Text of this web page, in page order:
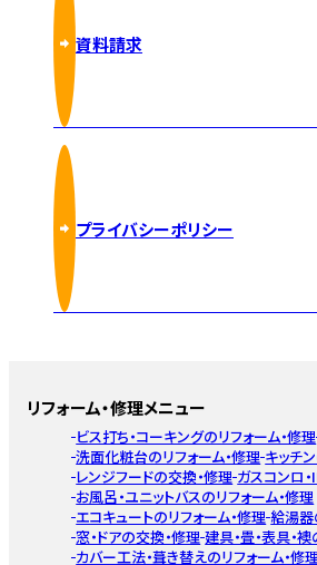
資料請求
プライバシーポリシー
リフォーム・修理メニュー
ビス打ち・コーキングのリフォーム・修理
洗面化粧台のリフォーム・修理 キッチ
レンジフードの交換・修理 ガスコンロ
お風呂・ユニットバスのリフォーム・修理
エコキュートのリフォーム・修理 給湯器
窓・ドアの交換・修理 建具・畳・表具・
カバー工法・葺き替えのリフォーム・修